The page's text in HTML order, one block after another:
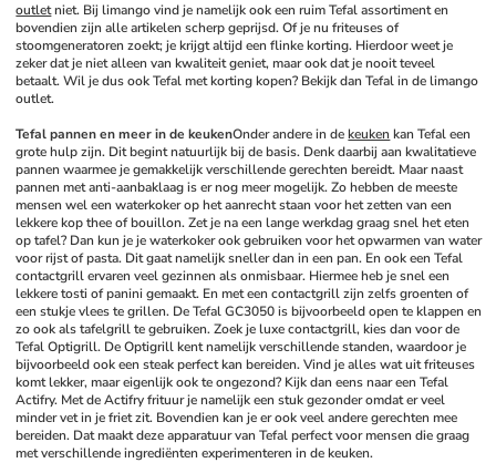
outlet niet. Bij limango vind je namelijk ook een ruim Tefal assortiment en
bovendien zijn alle artikelen scherp geprijsd. Of je nu friteuses of
stoomgeneratoren zoekt; je krijgt altijd een flinke korting. Hierdoor weet je
zeker dat je niet alleen van kwaliteit geniet, maar ook dat je nooit teveel
betaalt. Wil je dus ook Tefal met korting kopen? Bekijk dan Tefal in de limango
outlet.
Tefal pannen en meer in de keukenOnder andere in de keuken kan Tefal een
grote hulp zijn. Dit begint natuurlijk bij de basis. Denk daarbij aan kwalitatieve
pannen waarmee je gemakkelijk verschillende gerechten bereidt. Maar naast
pannen met anti-aanbaklaag is er nog meer mogelijk. Zo hebben de meeste
mensen wel een waterkoker op het aanrecht staan voor het zetten van een
lekkere kop thee of bouillon. Zet je na een lange werkdag graag snel het eten
op tafel? Dan kun je je waterkoker ook gebruiken voor het opwarmen van water
voor rijst of pasta. Dit gaat namelijk sneller dan in een pan. En ook een Tefal
contactgrill ervaren veel gezinnen als onmisbaar. Hiermee heb je snel een
lekkere tosti of panini gemaakt. En met een contactgrill zijn zelfs groenten of
een stukje vlees te grillen. De Tefal GC3050 is bijvoorbeeld open te klappen en
zo ook als tafelgrill te gebruiken. Zoek je luxe contactgrill, kies dan voor de
Tefal Optigrill. De Optigrill kent namelijk verschillende standen, waardoor je
bijvoorbeeld ook een steak perfect kan bereiden. Vind je alles wat uit friteuses
komt lekker, maar eigenlijk ook te ongezond? Kijk dan eens naar een Tefal
Actifry. Met de Actifry frituur je namelijk een stuk gezonder omdat er veel
minder vet in je friet zit. Bovendien kan je er ook veel andere gerechten mee
bereiden. Dat maakt deze apparatuur van Tefal perfect voor mensen die graag
met verschillende ingrediënten experimenteren in de keuken.